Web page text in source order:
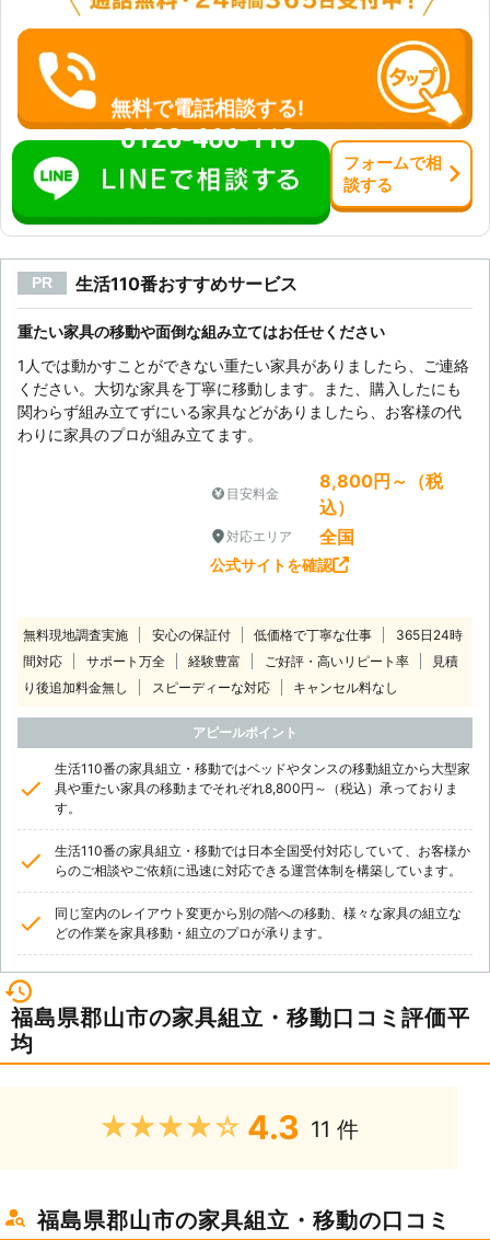
無料で電話相談する!
0120-466-110
フォームで相
談する
PR 生活110番おすすめサービス
重たい家具の移動や面倒な組み立てはお任せください
1人では動かすことができない重たい家具がありましたら、ご連絡
ください。大切な家具を丁寧に移動します。また、購入したにも
関わらず組み立てずにいる家具などがありましたら、お客様の代
わりに家具のプロが組み立てます。
目安料金
8,800円～（税
込）
対応エリア 全国
公式サイトを確認
無料現地調査実施 安心の保証付 低価格で丁寧な仕事
365日24時
間対応
サポート万全 経験豊富 ご好評・高いリピート率
見積
り後追加料金無し
スピーディーな対応 キャンセル料なし
アピールポイント
生活110番の家具組立・移動ではベッドやタンスの移動組立から大型家
具や重たい家具の移動までそれぞれ8,800円～（税込）承っておりま
す。
生活110番の家具組立・移動では日本全国受付対応していて、お客様か
らのご相談やご依頼に迅速に対応できる運営体制を構築しています。
同じ室内のレイアウト変更から別の階への移動、様々な家具の組立な
どの作業を家具移動・組立のプロが承ります。
福島県郡山市の家具組立・移動口コミ評価平
均
★★★★★ 4.3 11 件
福島県郡山市の家具組立・移動の口コミ